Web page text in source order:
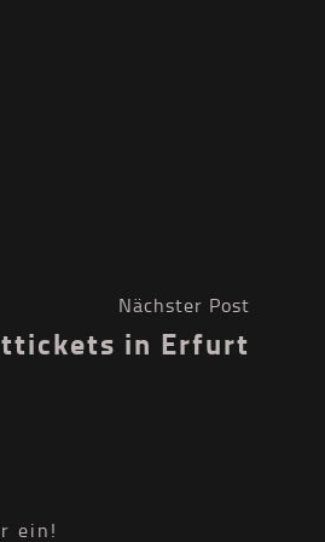
Nächster Post
in Erfurt
ein!